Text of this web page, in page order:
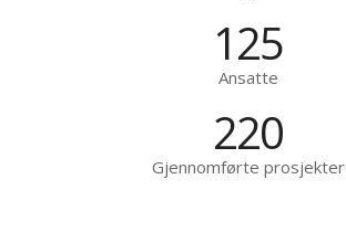
125
Ansatte
220
Gjennomførte prosjekter